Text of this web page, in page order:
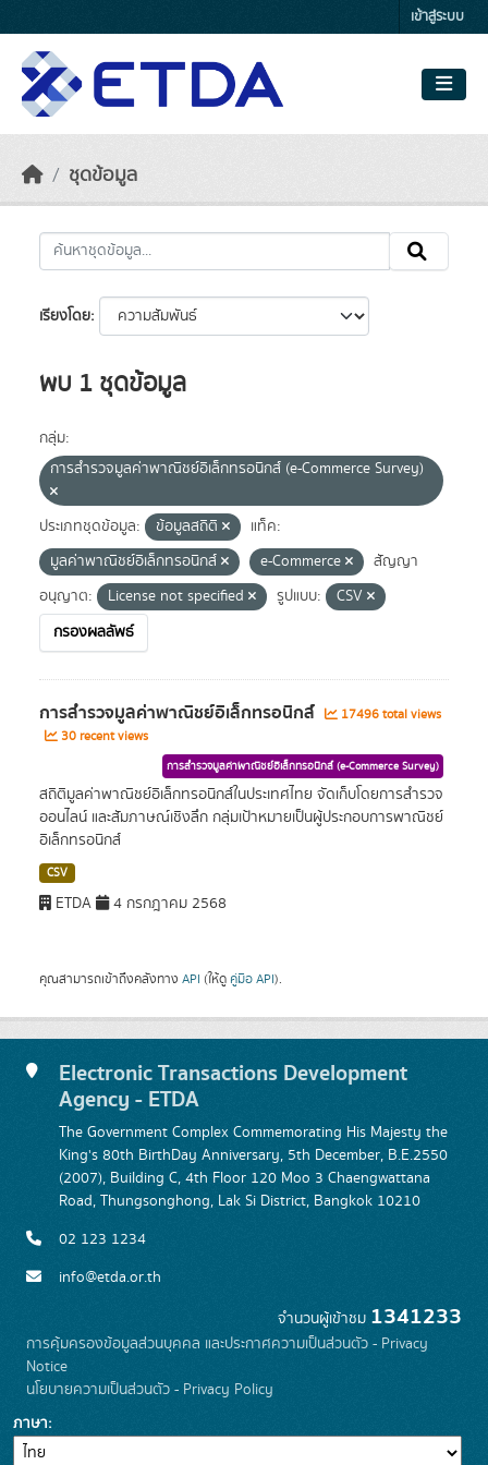
เข้าสู่ระบบ
ชุดข้อมูล
เรียงโดย
พบ 1 ชุดข้อมูล
กลุ่ม:
การสำรวจมูลค่าพาณิชย์อิเล็กทรอนิกส์ (e-Commerce Survey)
ประเภทชุดข้อมูล: ข้อมูลสถิติ
แท็ค:
มูลค่าพาณิชย์อิเล็กทรอนิกส์
e-Commerce
สัญญา
อนุญาต:
License not specified รูปแบบ:
CSV
กรองผลลัพธ์
การสำรวจมูลค่าพาณิชย์อิเล็กทรอนิกส์
17496 total views
30 recent views
การสำรวจมูลค่าพาณิชย์อิเล็กทรอนิกส์ (e-Commerce Survey)
สถิติมูลค่าพาณิชย์อิเล็กทรอนิกส์ในประเทศไทย จัดเก็บโดยการสำรวจ
ออนไลน์ และสัมภาษณ์เชิงลึก กลุ่มเป้าหมายเป็นผู้ประกอบการพาณิชย์
อิเล็กทรอนิกส์
CSV
ETDA 4 กรกฎาคม 2568
คุณสามารถเข้าถึงคลังทาง API (ให้ดู คู่มือ API).
Electronic Transactions Development
Agency - ETDA
The Government Complex Commemorating His Majesty the
King's 80th BirthDay Anniversary, 5th December, B.E.2550
(2007), Building C, 4th Floor 120 Moo 3 Chaengwattana
Road, Thungsonghong, Lak Si District, Bangkok 10210
02 123 1234
info@etda.or.th
จำนวนผู้เข้าชม 1341233
การคุ้มครองข้อมูลส่วนบุคคล และประกาศความเป็นส่วนตัว - Privacy
Notice
นโยบายความเป็นส่วนตัว - Privacy Policy
ภาษา